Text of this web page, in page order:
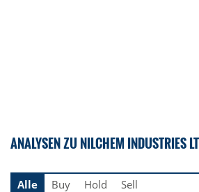
ANALYSEN ZU NILCHEM INDUSTRIES
Alle
Buy Hold Sell